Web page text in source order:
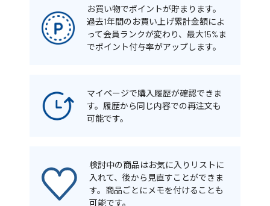
お買い物でポイントが貯まります。
過去1年間のお買い上げ累計金額によ
って会員ランクが変わり、最大15%ま
でポイント付与率がアップします。
マイページで購入履歴が確認できま
す。履歴から同じ内容での再注文も
可能です。
検討中の商品はお気に入りリストに
入れて、後から見直すことができま
す。商品ごとにメモを付けることも
可能です。